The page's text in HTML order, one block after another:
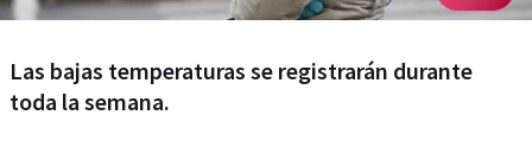
Las bajas temperaturas se registrarán durante
toda la semana.